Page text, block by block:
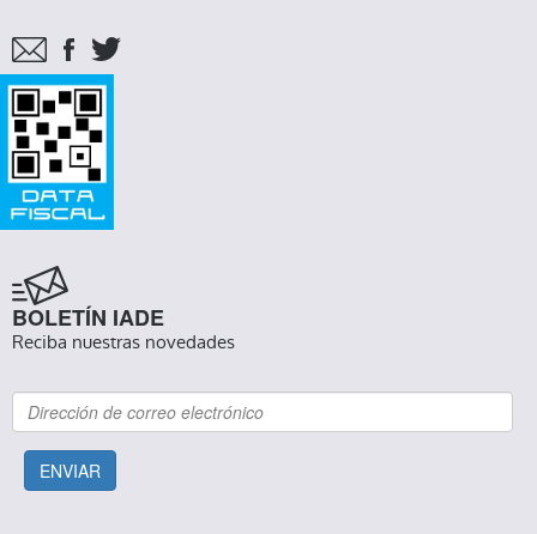
BOLETÍN IADE
Reciba nuestras novedades
ENVIAR